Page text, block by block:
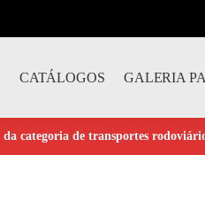
CATÁLOGOS GALERIA
categoria de transportes